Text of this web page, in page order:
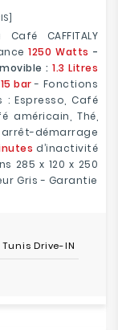
CAFFITALY
1250 Watts -
:1.3 Litres
15 bar - Fonctions
: Espresso, Café
américain, Thé,
arrêt-démarrage
d’inactivité
285 x 120 x 250
Gris - Garantie
Tunis Drive-IN